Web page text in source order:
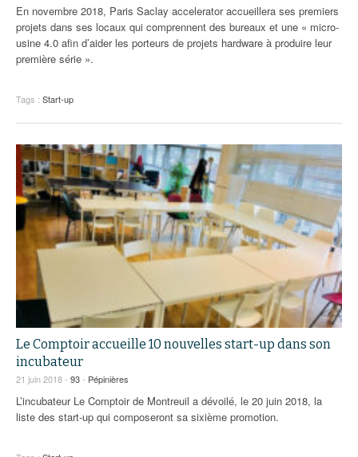
En novembre 2018, Paris Saclay accelerator accueillera ses premiers
projets dans ses locaux qui comprennent des bureaux et une « micro-
usine 4.0 afin d’aider les porteurs de projets hardware à produire leur
première série ».
Tags : Start-up
Le Comptoir accueille 10 nouvelles start-up dans son
incubateur
21 juin 2018 - 93- Pépinières
L’incubateur Le Comptoir de Montreuil a dévoilé, le 20 juin 2018, la
liste des start-up qui composeront sa sixième promotion.